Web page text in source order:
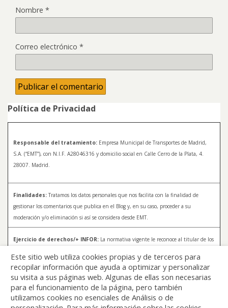
Nombre *
Correo electrónico *
Política de Privacidad
Responsable del tratamiento: Empresa Municipal de Transportes de Madrid,
S.A. (“EMT”), con N.I.F. A28046316 y domicilio social en Calle Cerro de la Plata, 4.
28007. Madrid.
Finalidades: Tratamos los datos personales que nos facilita con la finalidad de
gestionar los comentarios que publica en el Blog y, en su caso, proceder a su
moderación y/o eliminación si así se considera desde EMT.
Ejercicio de derechos/+ INFOR: La normativa vigente le reconoce al titular de los
rectificar y a solicitar la supresión de sus datos. Para más información sobre el
tratamiento de sus datos y la forma en que puede ejercer sus derechos, consulte la
Política de Privacidad de Blog EMT, disponible en:
blog.emtmadrid.es/politica-de-
privacidad
Este sitio web utiliza cookies propias y de terceros para
recopilar información que ayuda a optimizar y personalizar
su visita a sus páginas web. Algunas de ellas son necesarias
para el funcionamiento de la página, pero también
utilizamos cookies no esenciales de Análisis o de